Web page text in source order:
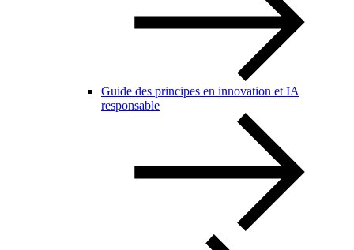
Guide des principes en innovation et IA
responsable